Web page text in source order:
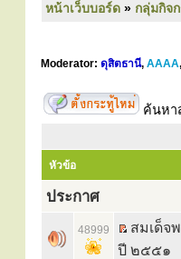
หน้าเว็บบอร์ด » กลุ่มกิจ
Moderator: ดุสิตธานี, AAAA,
ค้นหา
หัวข้อ
ประกาศ
48999
สมเด็จ
ปี ๒๕๕๑